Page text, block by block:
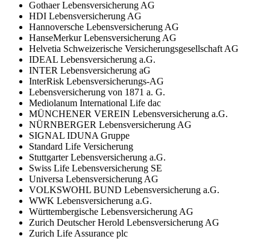
Gothaer Lebensversicherung AG
HDI Lebensversicherung AG
Hannoversche Lebensversicherung AG
HanseMerkur Lebensversicherung AG
Helvetia Schweizerische Versicherungsgesellschaft AG
IDEAL Lebensversicherung a.G.
INTER Lebensversicherung aG
InterRisk Lebensversicherungs-AG
Lebensversicherung von 1871 a. G.
Mediolanum International Life dac
MÜNCHENER VEREIN Lebensversicherung a.G.
NÜRNBERGER Lebensversicherung AG
SIGNAL IDUNA Gruppe
Standard Life Versicherung
Stuttgarter Lebensversicherung a.G.
Swiss Life Lebensversicherung SE
Universa Lebensversicherung AG
VOLKSWOHL BUND Lebensversicherung a.G.
WWK Lebensversicherung a.G.
Württembergische Lebensversicherung AG
Zurich Deutscher Herold Lebensversicherung AG
Zurich Life Assurance plc